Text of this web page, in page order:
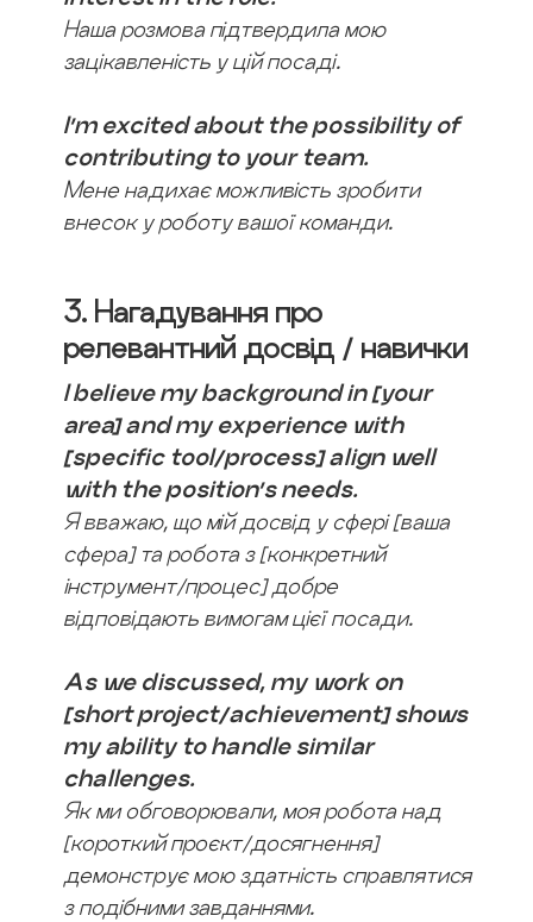
Наша розмова підтвердила мою
зацікавленість у цій посаді.
I’m excited about the possibility of
contributing to your team.
Мене надихає можливість зробити
внесок у роботу вашої команди.
3. Нагадування про
релевантний досвід / навички
I believe my background in [your
area] and my experience with
[specific tool/process] align well
with the position’s needs.
Я вважаю, що мій досвід у сфері [ваша
сфера] та робота з [конкретний
інструмент/процес] добре
відповідають вимогам цієї посади.
As we discussed, my work on
[short project/achievement] shows
my ability to handle similar
challenges.
Як ми обговорювали, моя робота над
[короткий проєкт/досягнення]
демонструє мою здатність справлятися
з подібними завданнями.